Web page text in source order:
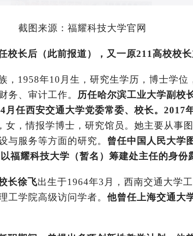
截图来源：福耀科技大学官网
校长后（此前报道），又一原211高校校
，1958年10月生，研究生学历，博士学
务、审计工作。 历任哈尔滨工业大学副校
月任西安交通大学党委常委、校长。2017
，女，情报学博士，研究馆员。她主要从事
与服务等方面的研究。 曾任中国人民大学
福耀科技大学（暂名）筹建处主任的身份
长徐飞出生于1964年3月，西南交通大学
工学院高级访问学者。 他曾任上海交通大